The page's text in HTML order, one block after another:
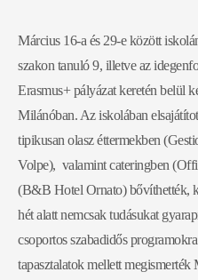
Március 16-a és 29-e között
szakon tanuló 9, illetve az
Erasmus+ pályázat keretén belül
Milánóban. Az iskolában
tipikusan olasz éttermekben
Volpe), valamint cateringben
(B&B Hotel Ornato) bővíthették,
hét alatt nemcsak tudásukat
csoportos szabadidős
tapasztalatok mellett megismerték